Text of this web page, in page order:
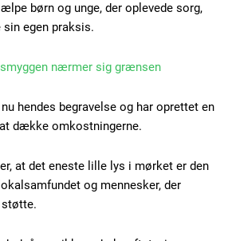
access
/ forever
tortor
børn og unge, der oplevede sorg,
egen praksis.
nærmer sig grænsen
hendes begravelse og har oprettet en
dække omkostningerne.
at det eneste lille lys i mørket er den
og mennesker, der